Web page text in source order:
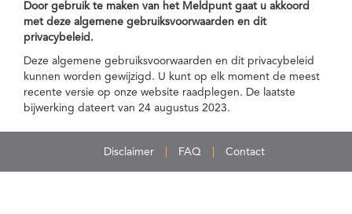
Door gebruik te maken van het Meldpunt gaat u akkoord
met deze algemene gebruiksvoorwaarden en dit
privacybeleid.
Deze algemene gebruiksvoorwaarden en dit privacybeleid
kunnen worden gewijzigd. U kunt op elk moment de meest
recente versie op onze website raadplegen. De laatste
bijwerking dateert van 24 augustus 2023.
Disclaimer FAQ Contact